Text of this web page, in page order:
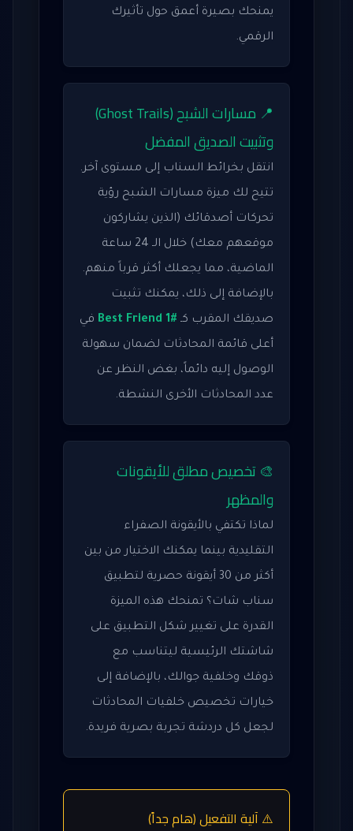
يمنحك بصيرة أعمق حول تأثيرك
الرقمي.
📍 مسارات الشبح (Ghost Trails)
وتثبيت الصديق المفضل
انتقل بخرائط السناب إلى مستوى آخر.
تتيح لك ميزة مسارات الشبح رؤية
تحركات أصدقائك (الذين يشاركون
موقعهم معك) خلال الـ 24 ساعة
الماضية، مما يجعلك أكثر قرباً منهم.
بالإضافة إلى ذلك، يمكنك تثبيت
صديقك المقرب كـ #1 Best Friend
في
أعلى قائمة المحادثات لضمان سهولة
الوصول إليه دائماً، بغض النظر عن
عدد المحادثات الأخرى النشطة.
🎨 تخصيص مطلق للأيقونات
والمظهر
لماذا تكتفي بالأيقونة الصفراء
التقليدية بينما يمكنك الاختيار من بين
أكثر من 30 أيقونة حصرية لتطبيق
سناب شات؟ تمنحك هذه الميزة
القدرة على تغيير شكل التطبيق على
شاشتك الرئيسية ليتناسب مع
ذوقك وخلفية جوالك، بالإضافة إلى
خيارات تخصيص خلفيات المحادثات
لجعل كل دردشة تجربة بصرية فريدة.
⚠️ آلية التفعيل (هام جداً)